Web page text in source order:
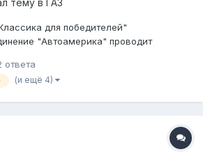
для победителей"
"Автоамерика" проводит
Беспристрастными судьями будут
Условия конкурса: 1. Транспортное
ответа
(и ещё 4)